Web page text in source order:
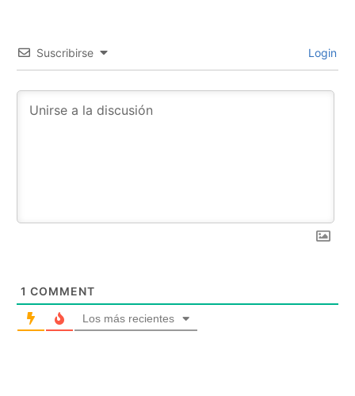
Suscribirse Login
1 COMMENT
Los más recientes